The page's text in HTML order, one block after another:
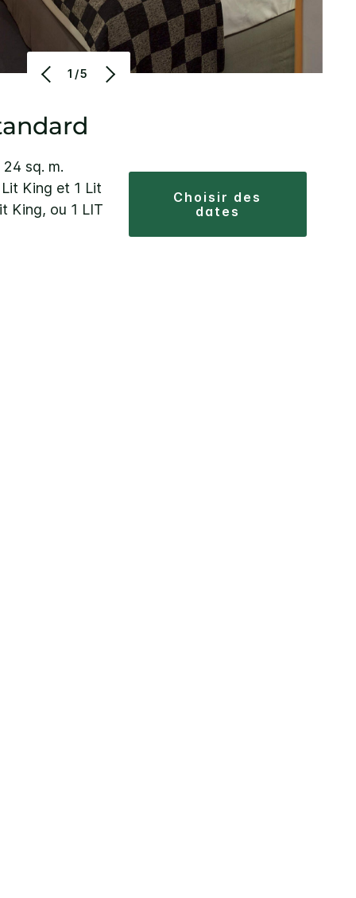
1/5
24 sq. m.
King et 1 Lit
King, ou 1 LIT
choisir des
dates